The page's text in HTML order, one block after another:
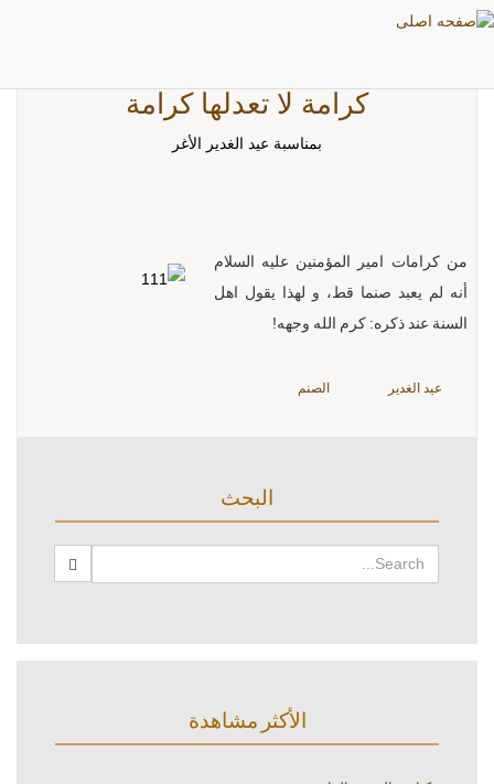
كرامة لا تعدلها كرامة
بمناسبة عيد الغدير الأغر
من كرامات امير المؤمنين عليه السلام
أنه لم يعبد صنما قط، و لهذا يقول اهل
السنة عند ذكره: كرم الله وجهه!
عيد الغدير الصنم
البحث
الأكثر مشاهدة